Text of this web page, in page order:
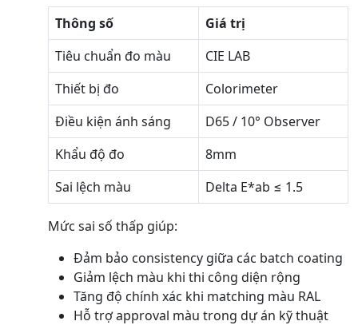
Thông số
Giá trị
Tiêu chuẩn đo màu
CIE LAB
Thiết bị đo
Colorimeter
Điều kiện ánh sáng
D65 / 10° Observer
Khẩu độ đo
8mm
Sai lệch màu
Delta E*ab ≤ 1.5
Mức sai số thấp giúp:
Đảm bảo consistency giữa các batch coating
Giảm lệch màu khi thi công diện rộng
Tăng độ chính xác khi matching màu RAL
Hỗ trợ approval màu trong dự án kỹ thuật